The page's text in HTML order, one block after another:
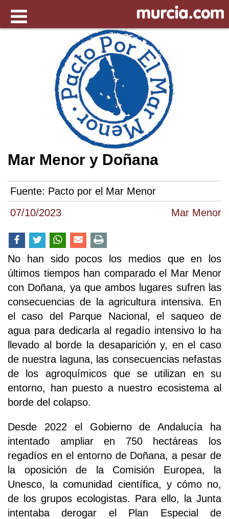
07/10/2023 Mar Menor
Mar Menor y Doñana
Fuente: Pacto por el Mar Menor
No han sido pocos los medios que en los
últimos tiempos han comparado el Mar Menor
con Doñana, ya que ambos lugares sufren las
consecuencias de la agricultura intensiva. En
el caso del Parque Nacional, el saqueo de
agua para dedicarla al regadío intensivo lo ha
llevado al borde la desaparición y, en el caso
de nuestra laguna, las consecuencias nefastas
de los agroquímicos que se utilizan en su
entorno, han puesto a nuestro ecosistema al
borde del colapso.
Desde 2022 el Gobierno de Andalucía ha
intentado ampliar en 750 hectáreas los
regadíos en el entorno de Doñana, a pesar de
la oposición de la Comisión Europea, la
Unesco, la comunidad científica, y cómo no,
de los grupos ecologistas. Para ello, la Junta
intentaba derogar el Plan Especial de